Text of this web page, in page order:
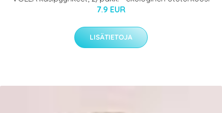
7.9 EUR
LISÄTIETOJA